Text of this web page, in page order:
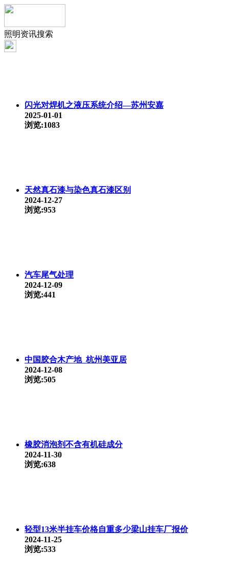
照明资讯搜索
闪光对焊机之液压系统介绍—苏州安嘉
2025-01-01
浏览:1083
天然真石漆与染色真石漆区别
2024-12-27
浏览:953
汽车尾气处理
2024-12-09
浏览:441
中国胶合木产地_杭州美亚居
2024-12-08
浏览:505
橡胶消泡剂不含有机硅成分
2024-11-30
浏览:638
轻型13米半挂车价格自重多少梁山挂车厂报价
2024-11-25
浏览:533